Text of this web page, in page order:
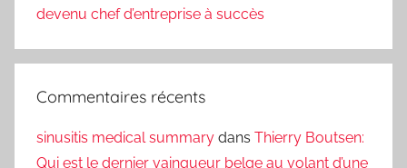
devenu chef d’entreprise à succès
Commentaires récents
sinusitis medical summary dans Thierry Boutsen:
Qui est le dernier vainqueur belge au volant d’une